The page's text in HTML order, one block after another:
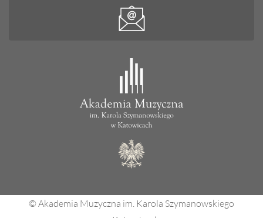
© Akademia Muzyczna im. Karola Szymanowskiego